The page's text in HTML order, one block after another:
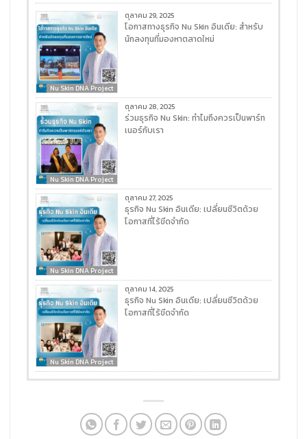
Nu Skin DNA Project
ตุลาคม 29, 2025
โอกาสทางธุรกิจ Nu Skin อินเดีย: สำหรับ
นักลงทุนที่มองหาตลาดใหม่
Nu Skin DNA Project
ตุลาคม 28, 2025
ร่วมธุรกิจ Nu Skin: ทำไมถึงควรเป็นพาร์ท
เนอร์กับเรา
Nu Skin DNA Project
ตุลาคม 27, 2025
ธุรกิจ Nu Skin อินเดีย: เปลี่ยนชีวิตด้วย
โอกาสที่ไร้ขีดจำกัด
Nu Skin DNA Project
ตุลาคม 14, 2025
ธุรกิจ Nu Skin อินเดีย: เปลี่ยนชีวิตด้วย
โอกาสที่ไร้ขีดจำกัด